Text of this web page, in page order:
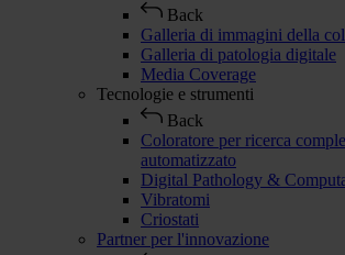
Back
Galleria di immagini della
Galleria di patologia digitale
Media Coverage
Tecnologie e strumenti
Back
Coloratore per ricerca
automatizzato
Digital Pathology &
Vibratomi
Criostati
Partner per l'innovazione